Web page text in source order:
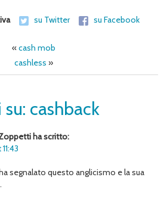
su Twitter
su Facebook
«cash mob
cashless »
cashback
ha scritto:
segnalato questo anglicismo e la sua